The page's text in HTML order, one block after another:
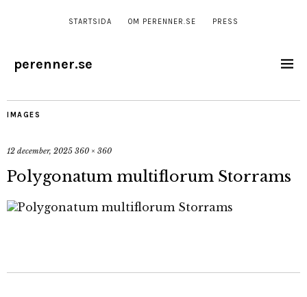
STARTSIDA OM PERENNER.SE PRESS
perenner.se
IMAGES
12 december, 2025 360 × 360
Polygonatum multiflorum Storrams